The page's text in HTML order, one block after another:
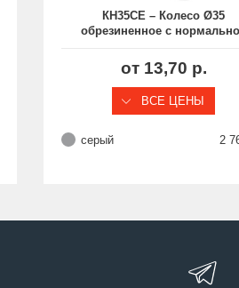
КН35СЕ – Колесо Ø35
обрезиненное с
от 13,70 р.
ВСЕ ЦЕНЫ
серый 2